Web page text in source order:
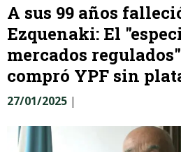
A sus 99 años
Ezquenaki: El
mercados
compró YPF sin
27/01/2025 |